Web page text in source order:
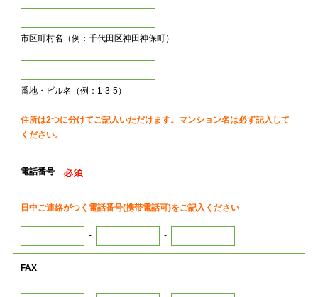
市区町村名（例：千代田区神田神保町）
番地・ビル名（例：1-3-5）
住所は2つに分けてご記入いただけます。マンション名は必ず記入して
ください。
電話番号
日中ご連絡がつく電話番号(携帯電話可)をご記入ください
- -
FAX